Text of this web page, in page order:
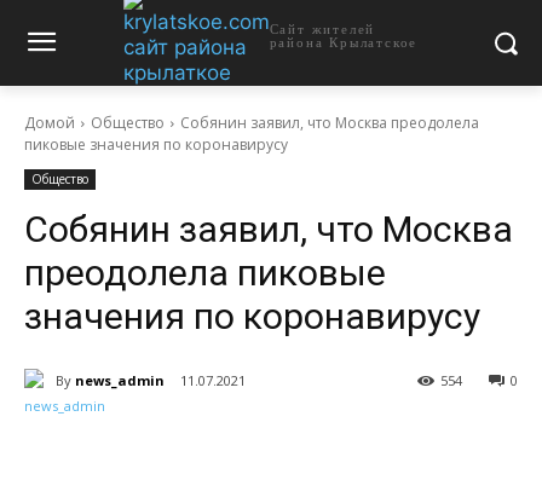
Сайт жителей
района Крылатское
Домой Общество
Собянин заявил, что Москва преодолела
пиковые значения по коронавирусу
Общество
Собянин заявил, что Москва
преодолела пиковые
значения по коронавирусу
By news_admin 11.07.2021 0
554